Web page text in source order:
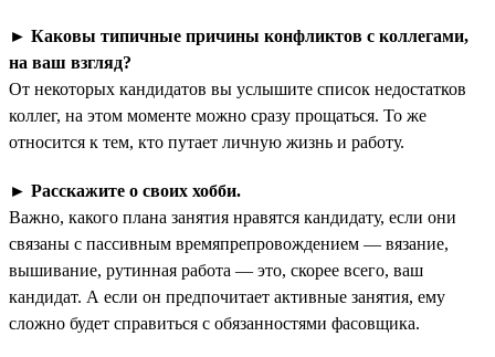
► Каковы типичные причины конфликтов с коллегами,
на ваш взгляд?
От некоторых кандидатов вы услышите список недостатков
коллег, на этом моменте можно сразу прощаться. То же
относится к тем, кто путает личную жизнь и работу.
► Расскажите о своих хобби.
Важно, какого плана занятия нравятся кандидату, если они
связаны с пассивным времяпрепровождением — вязание,
вышивание, рутинная работа — это, скорее всего, ваш
кандидат. А если он предпочитает активные занятия, ему
сложно будет справиться с обязанностями фасовщика.